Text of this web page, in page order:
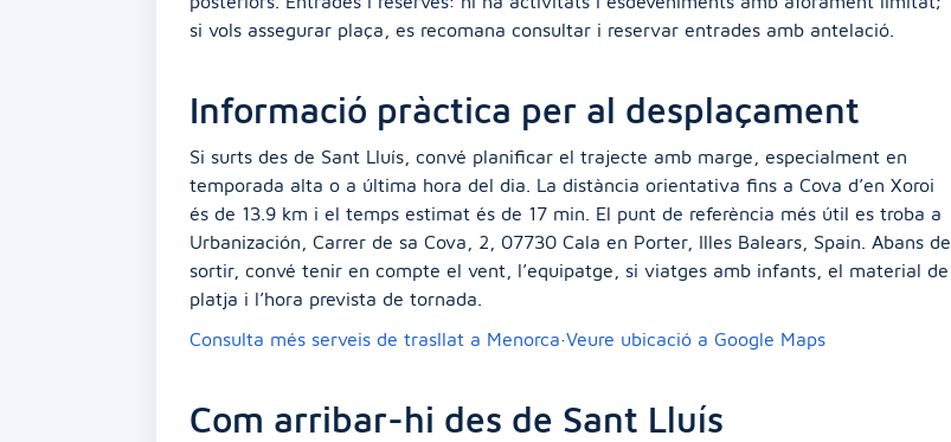
si vols assegurar plaça, es recomana consultar i reservar entrades amb antelació.
Informació pràctica per al desplaçament
Si surts des de Sant Lluís, convé planificar el trajecte amb marge, especialment en
temporada alta o a última hora del dia. La distància orientativa fins a Cova d’en Xoroi
és de 13.9 km i el temps estimat és de 17 min. El punt de referència més útil es troba a
Urbanización, Carrer de sa Cova, 2, 07730 Cala en Porter, Illes Balears, Spain. Abans de
sortir, convé tenir en compte el vent, l’equipatge, si viatges amb infants, el material de
platja i l’hora prevista de tornada.
Consulta més serveis de trasllat a Menorca·Veure ubicació a Google Maps
Com arribar-hi des de Sant Lluís